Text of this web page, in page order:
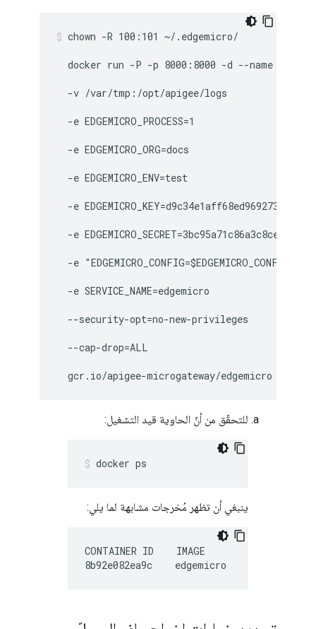
chown -R 100:101 ~/.edgemicro/
docker run -P -p 8000:8000 -d --name
  -v /var/tmp:/opt/apigee/logs
  -e EDGEMICRO_PROCESS=1
  -e EDGEMICRO_ORG=docs
  -e EDGEMICRO_ENV=test
-e
-e
  -e "EDGEMICRO_CONFIG=$EDGEMICRO_CONFIG"
  -e SERVICE_NAME=edgemicro
  --security-opt=no-new-privileges
  --cap-drop=ALL
  gcr.io/apigee-microgateway/edgemicro
للتحقّق من أنّ الحاوية قيد التشغيل:
docker ps
ينبغي أن تظهر مُخرجات مشابهة لما يلي:
CONTAINER ID    IMAGE